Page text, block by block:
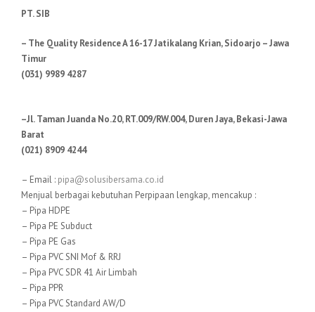
PT. SIB
– The Quality Residence A 16-17 Jatikalang Krian, Sidoarjo – Jawa
Timur
(031) 9989 4287
–Jl. Taman Juanda No.20, RT.009/RW.004, Duren Jaya, Bekasi-Jawa
Barat
(021) 8909 4244
– Email : pipa@solusibersama.co.id
Menjual berbagai kebutuhan Perpipaan lengkap, mencakup :
– Pipa HDPE
– Pipa PE Subduct
– Pipa PE Gas
– Pipa PVC SNI Mof & RRJ
– Pipa PVC SDR 41 Air Limbah
– Pipa PPR
– Pipa PVC Standard AW/D